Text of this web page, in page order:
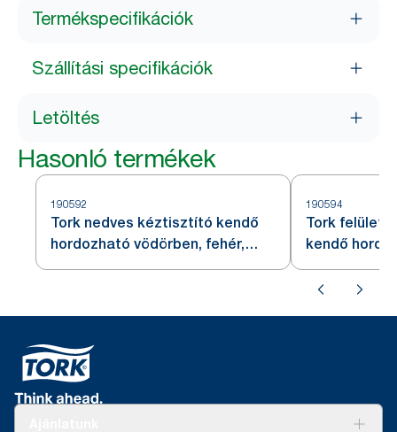
Termékspecifikációk
Szállítási specifikációk
Letöltés
Hasonló termékek
190592
Tork nedves kéztisztító kendő
hordozható vödörben, fehér,
W14
190594
Tork
kendő
fehér, W15